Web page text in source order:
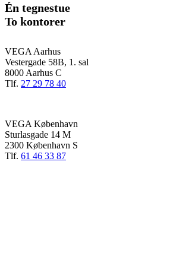
Én tegnestue
To kontorer
VEGA Aarhus
Vestergade 58B, 1. sal
8000 Aarhus C
Tlf. 27 29 78 40
VEGA København
Sturlasgade 14 M
2300 København S
Tlf. 61 46 33 87